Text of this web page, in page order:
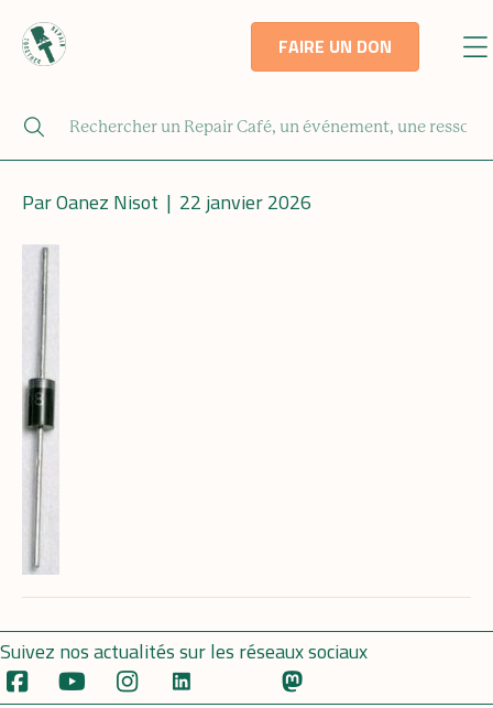
FAIRE UN DON
ParOanez Nisot | 22 janvier 2026
Suivez nos actualités sur les réseaux sociaux